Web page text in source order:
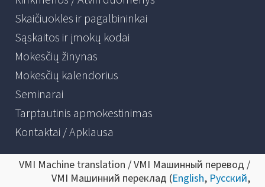
Skaičiuoklės ir pagalbininkai
Sąskaitos ir įmokų kodai
Mokesčių žinynas
Mokesčių kalendorius
Seminarai
Tarptautinis apmokestinimas
Kontaktai / Apklausa
VMI Machine translation / VMI Машинный перевод /
VMI Машинний переклад (English, Русский,